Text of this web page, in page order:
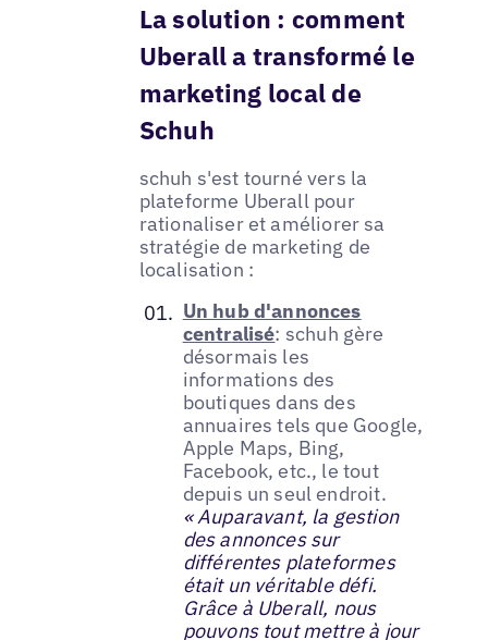
La solution : comment
Uberall a transformé le
marketing local de
Schuh
schuh s'est tourné vers la
plateforme Uberall pour
rationaliser et améliorer sa
stratégie de marketing de
localisation :
Un hub d'annonces
centralisé: schuh gère
désormais les
informations des
boutiques dans des
annuaires tels que Google,
Apple Maps, Bing,
Facebook, etc., le tout
depuis un seul endroit.
« Auparavant, la gestion
des annonces sur
différentes plateformes
était un véritable défi.
Grâce à Uberall, nous
pouvons tout mettre à jour